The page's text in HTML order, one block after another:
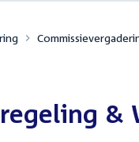
&